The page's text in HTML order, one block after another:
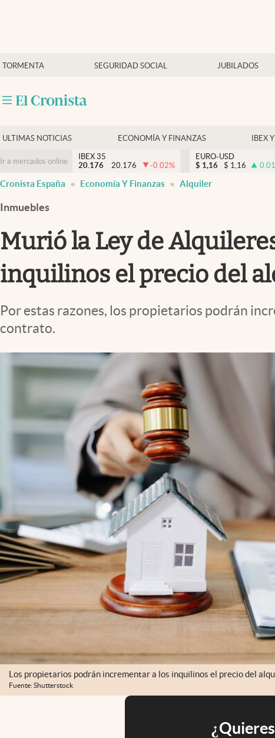
TORMENTA SEGURIDAD SOCIAL JUBILADOS
Economía y finanzas
Criptomonedas
ULTIMAS NOTICIAS ECONOMÍA Y FINANZAS IBEX
Ir a mercados online
IBEX 35
20.176
20.176 -0.02%
EURO-USD
$ 1,16 $ 1,16 0.01
Cronista España Economía Y Finanzas Alquiler
Inmuebles
Murió la Ley de
inquilinos el precio del
Por estas razones, los propietarios podrán
contrato.
Los propietarios podrán incrementar a los inquilinos el precio del
Fuente: Shutterstock